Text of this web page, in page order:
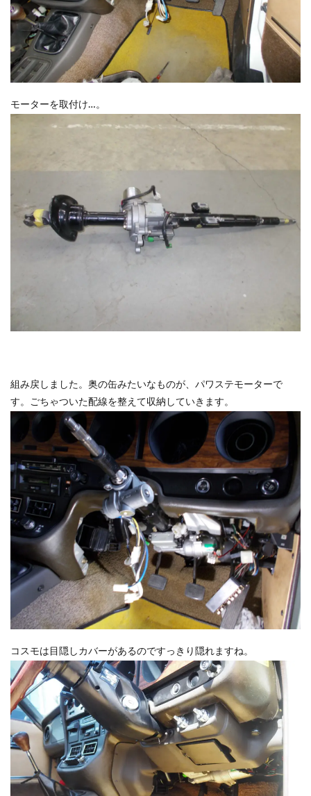
モーターを取付け…。
組み戻しました。奥の缶みたいなものが、パワステモーターで
す。ごちゃついた配線を整えて収納していきます。
コスモは目隠しカバーがあるのですっきり隠れますね。